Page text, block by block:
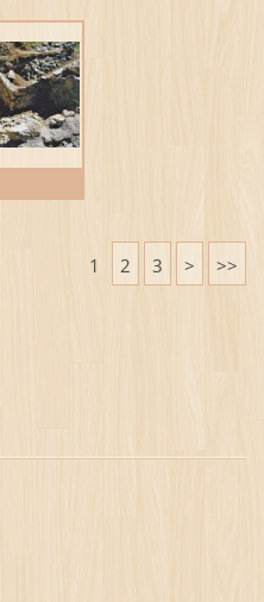
1 2 3 > >>